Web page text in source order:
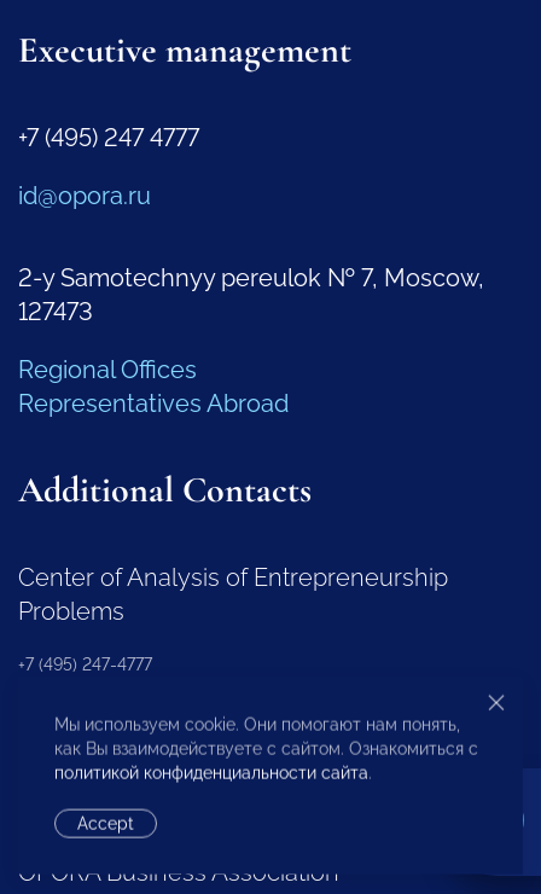
Executive management
+7 (495) 247 4777
id@opora.ru
2-y Samotechnyy pereulok № 7, Moscow,
127473
Regional Offices
Representatives Abroad
Additional Contacts
Center of Analysis of Entrepreneurship
Problems
+7 (495) 247-4777
Regional Development Department
OPORA Business Association
Мы используем cookie. Они помогают нам понять,
как Вы взаимодействуете с сайтом. Ознакомиться с
политикой конфиденциальности сайта.
Accept